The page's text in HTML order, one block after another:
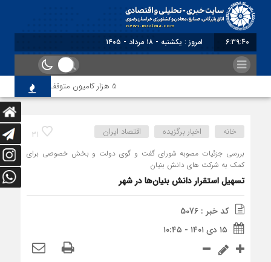
6:39:40 برابر با : Sunday - 9 August - 2026
31 خانه اخبار برگزیده اقتصاد ایران
بررسی جزئیات مصوبه شورای گفت و گوی دولت و بخش خصوصی برای
کمک به شرکت های دانش بنیان
تسهیل استقرار دانش بنیان‌ها در شهر
کد خبر : 5076
۱۵ دی ۱۴۰۱ - ۱۰:۴۵